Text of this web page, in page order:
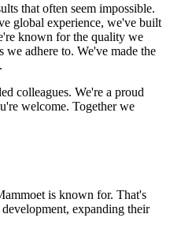
that often seem impossible.
global experience, we've built
known for the quality we
we adhere to. We've made the
colleagues. We're a proud
welcome. Together we
is known for. That's
expanding their